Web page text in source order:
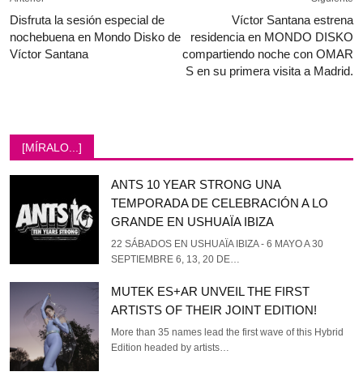
Disfruta la sesión especial de
nochebuena en Mondo Disko de
Víctor Santana
Víctor Santana estrena
residencia en MONDO DISKO
compartiendo noche con OMAR
S en su primera visita a Madrid.
[MÍRALO...]
ANTS 10 YEAR STRONG UNA
TEMPORADA DE CELEBRACIÓN A LO
GRANDE EN USHUAÏA IBIZA
22 SÁBADOS EN USHUAÏA IBIZA - 6 MAYO A 30
SEPTIEMBRE 6, 13, 20 DE…
MUTEK ES+AR UNVEIL THE FIRST
ARTISTS OF THEIR JOINT EDITION!
More than 35 names lead the first wave of this Hybrid
Edition headed by artists…